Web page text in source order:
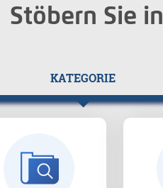
Stöbern Sie
KATEGORIE